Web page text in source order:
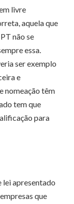
livre
aquela que
não se
essa.
ser exemplo
e
nomeação têm
tem que
para
lei apresentado
que